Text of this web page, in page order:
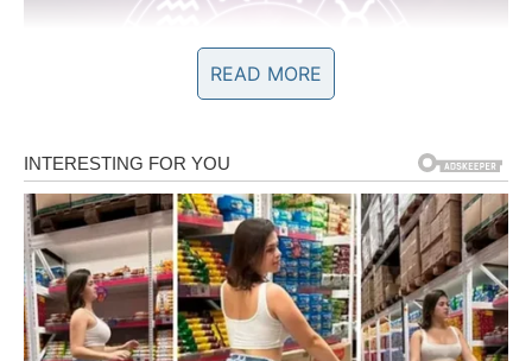
SREĆA VAS PRATI KROZ NIZ
MALIH ČUDA
READ MORE